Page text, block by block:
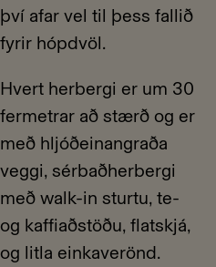
því afar vel til þess fallið
fyrir hópdvöl.
Hvert herbergi er um 30
fermetrar að stærð og er
með hljóðeinangraða
veggi, sérbaðherbergi
með walk-in sturtu, te-
og kaffiaðstöðu, flatskjá,
og litla einkaverönd.